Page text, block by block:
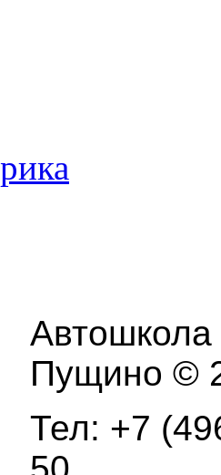
Автошкола
Пущино ©
Тел: +7